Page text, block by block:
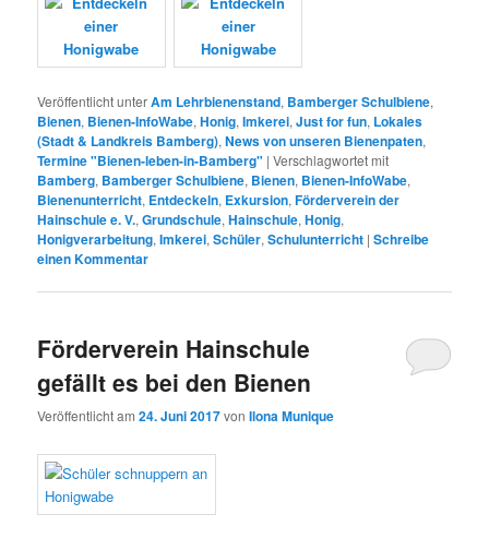
Veröffentlicht unterAm Lehrbienenstand, Bamberger Schulbiene,
Bienen, Bienen-InfoWabe,Honig,Imkerei,Just for fun, Lokales
(Stadt & Landkreis Bamberg),News von unseren Bienenpaten,
Termine "Bienen-leben-in-Bamberg" |Verschlagwortet mit
Bamberg, Bamberger Schulbiene, Bienen, Bienen-InfoWabe,
Bienenunterricht, Entdeckeln, Exkursion,Förderverein der
Hainschule e. V.,Grundschule,Hainschule,Honig,
Honigverarbeitung,Imkerei,Schüler,Schulunterricht |Schreibe
einen Kommentar
Förderverein Hainschule
gefällt es bei den Bienen
Veröffentlicht am24. Juni 2017vonIlona Munique